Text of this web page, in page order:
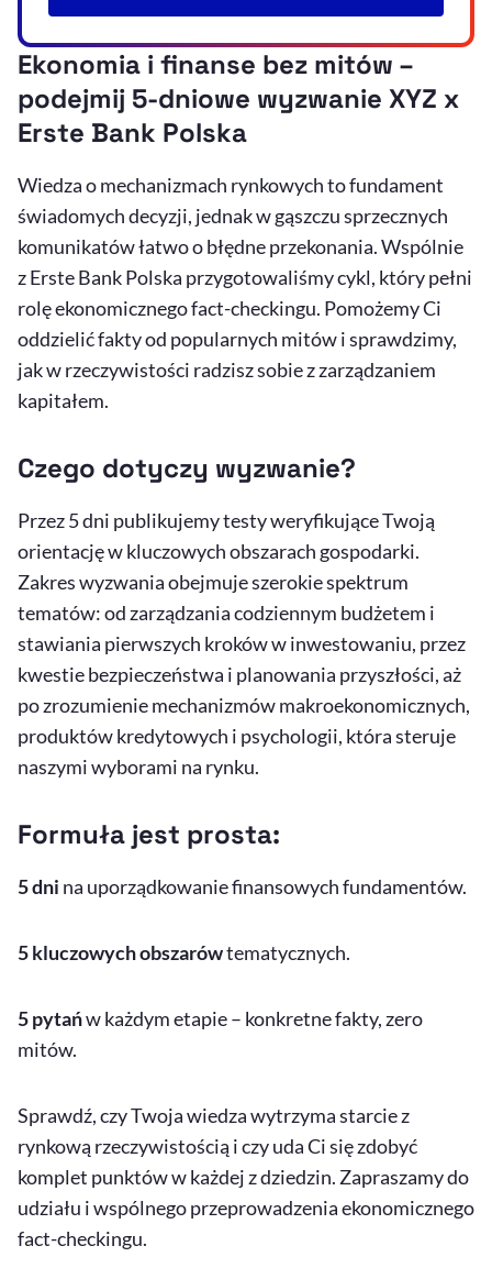
Ekonomia i finanse bez mitów –
podejmij 5-dniowe wyzwanie XYZ x
Erste Bank Polska
Wiedza o mechanizmach rynkowych to fundament
świadomych decyzji, jednak w gąszczu sprzecznych
komunikatów łatwo o błędne przekonania. Wspólnie
z Erste Bank Polska przygotowaliśmy cykl, który pełni
rolę ekonomicznego fact-checkingu. Pomożemy Ci
oddzielić fakty od popularnych mitów i sprawdzimy,
jak w rzeczywistości radzisz sobie z zarządzaniem
kapitałem.
Czego dotyczy wyzwanie?
Przez 5 dni publikujemy testy weryfikujące Twoją
orientację w kluczowych obszarach gospodarki.
Zakres wyzwania obejmuje szerokie spektrum
tematów: od zarządzania codziennym budżetem i
stawiania pierwszych kroków w inwestowaniu, przez
kwestie bezpieczeństwa i planowania przyszłości, aż
po zrozumienie mechanizmów makroekonomicznych,
produktów kredytowych i psychologii, która steruje
naszymi wyborami na rynku.
Formuła jest prosta:
5 dni na uporządkowanie finansowych fundamentów.
5 kluczowych obszarówtematycznych.
5 pytańw każdym etapie – konkretne fakty, zero
mitów.
Sprawdź, czy Twoja wiedza wytrzyma starcie z
rynkową rzeczywistością i czy uda Ci się zdobyć
komplet punktów w każdej z dziedzin. Zapraszamy do
udziału i wspólnego przeprowadzenia ekonomicznego
fact-checkingu.